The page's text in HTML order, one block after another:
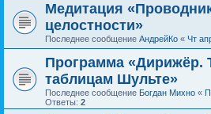
Медитация
целостности»
Последнее сообщение АндрейКо « Чт
Программа «Дирижёр.
таблицам Шульте»
Последнее сообщение Богдан Михно «
Ответы: 2